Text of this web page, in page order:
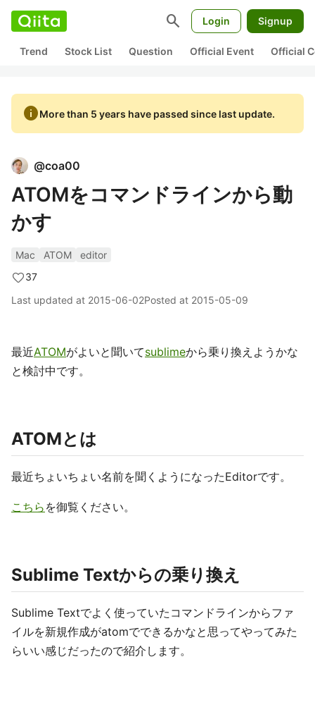
search Login Signup
Trend Stock List Question Official Event Official
infoMore than 5 years have passed since last update.
@coa00
ATOMをコマンドラインから動
かす
Mac ATOM
editor
37
Last updated at 2015-06-02Posted at 2015-05-09
最近ATOMがよいと聞いてsublimeから乗り換えようかな
と検討中です。
ATOMとは
最近ちょいちょい名前を聞くようになったEditorです。
こちら を御覧ください。
Sublime Textからの乗り換え
Sublime Textでよく使っていたコマンドラインからファ
イルを新規作成がatomでできるかなと思ってやってみた
らいい感じだったので紹介します。